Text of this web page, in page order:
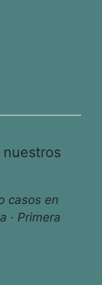
casos en
· Primera